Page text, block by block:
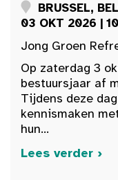
BRUSSEL,
03 OKT 2026 |
Jong Groen
Op zaterdag 3
bestuursjaar af
Tijdens deze
kennismaken
hun...
Lees verder ›